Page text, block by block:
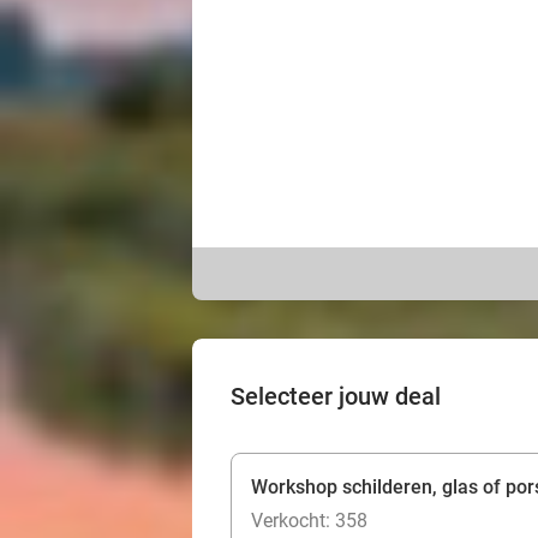
Selecteer jouw deal
Workshop schilderen, glas of
Verkocht: 358